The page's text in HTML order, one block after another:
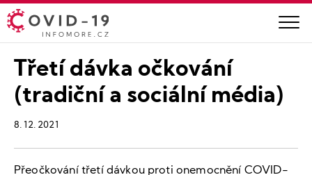
Třetí dávka očkování
(tradiční a sociální média)
8. 12. 2021
Přeočkování třetí dávkou proti onemocnění COVID-